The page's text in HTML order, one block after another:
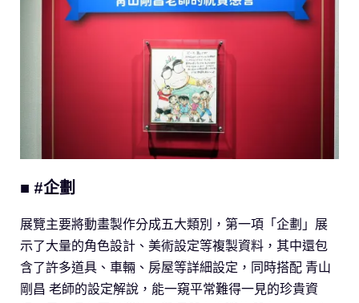
■ #企劃
展覽主要將動畫製作分成五大類別，第一項「企劃」展
示了大量的角色設計、美術設定等複製資料，其中還包
含了許多道具、車輛、房屋等詳細設定，同時搭配 青山
剛昌 老師的設定解說，能一窺平常難得一見的珍貴資